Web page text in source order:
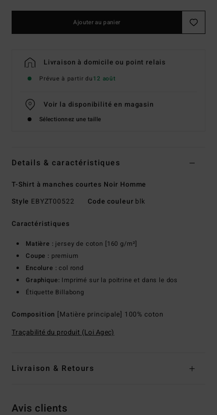
Ajouter au panier
Livraison à domicile ou point relais
Prévue à partir du12 août
Voir la disponibilité en magasin
Sélectionnez une taille
Details & caractéristiques
T-Shirt à manches courtes Noir Homme
Style EBYZT00522 Code couleur blk
Caractéristiques
Matière : jersey de coton [160 g/m²]
Coupe : premium
Encolure :col rond
Graphique: Imprimé sur la poitrine et dans le dos
Étiquette Billabong
Composition [Matière principale] 100% coton
Traçabilité du produit (Loi Agec)
Livraison & Retours
Avis clients